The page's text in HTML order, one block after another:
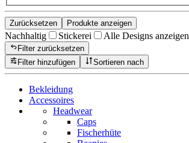
Zurücksetzen Produkte anzeigen
Nachhaltig Stickerei Alle Designs anzeigen
Filter zurücksetzen
Filter hinzufügen
Sortieren nach
Bekleidung
Accessoires
Headwear
Caps
Fischerhüte